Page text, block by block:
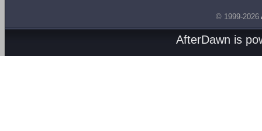
© 1999-2026
AfterDawn is